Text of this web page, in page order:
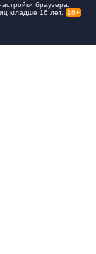
браузера.
младше 16 лет.
16+